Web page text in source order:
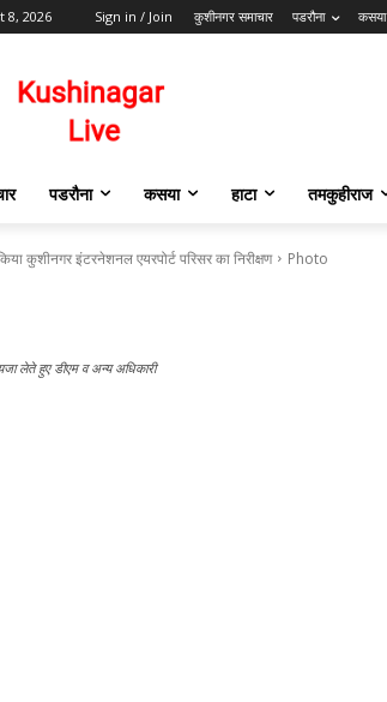
8, 2026 Sign in / Join कुशीनगर समाचार पडरौना कसया
पडरौना कसया हाटा तमकुहीराज
कुशीनगर इंटरनेशनल एयरपोर्ट परिसर का निरीक्षण Photo
लेते हुए डीएम व अन्य अधिकारी